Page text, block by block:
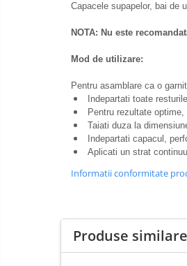
Capacele supapelor, bai de
NOTA: Nu este
Mod de utilizare:
Pentru asamblare ca o
Indepartati toate
Pentru rezultate
Taiati duza la
Indepartati capacul,
Aplicati un strat
Informatii conformitate
Produse similare